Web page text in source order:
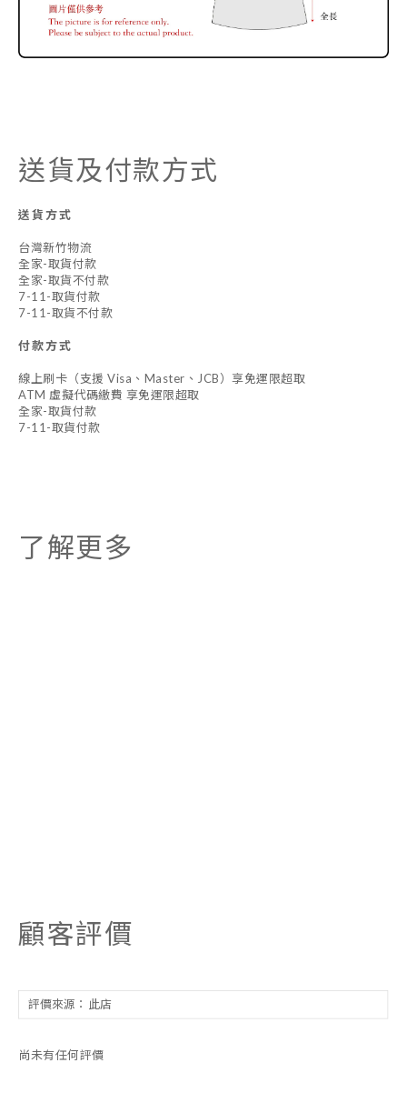
送貨及付款方式
送貨方式
台灣新竹物流
全家-取貨付款
全家-取貨不付款
7-11-取貨付款
7-11-取貨不付款
付款方式
線上刷卡（支援 Visa、Master、JCB）享免運限超取
ATM 虛擬代碼繳費 享免運限超取
全家-取貨付款
7-11-取貨付款
了解更多
顧客評價
尚未有任何評價